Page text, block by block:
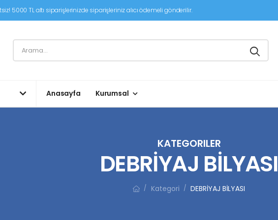
5000 TL altı siparişlerinizde siparişleriniz alıcı ödemeli gönderilir.
Anasayfa Kurumsal
KATEGORILER
DEBRİYAJ BİLYASI
/ Kategori / DEBRİYAJ BİLYASI